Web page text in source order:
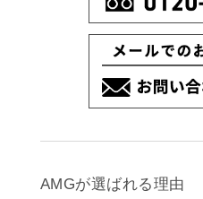
AMGが選ばれる理由